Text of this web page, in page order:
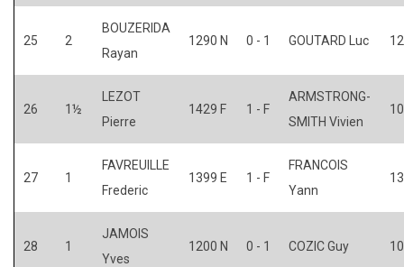
25 2
BOUZERIDA
Rayan
1290 N 0 - 1 GOUTARD Luc
26 1½
LEZOT
Pierre
1429 F 1 - F
ARMSTRONG-
SMITH Vivien
27 1
FAVREUILLE
Frederic
1399 E 1 - F
FRANCOIS
Yann
28 1
JAMOIS
Yves
1200 N 0 - 1 COZIC Guy